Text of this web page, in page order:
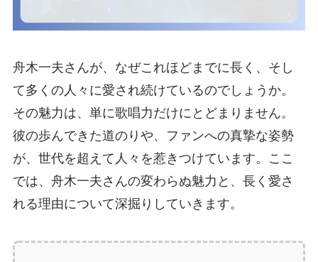
舟木一夫さんが、なぜこれほどまでに長く、そし
て多くの人々に愛され続けているのでしょうか。
その魅力は、単に歌唱力だけにとどまりません。
彼の歩んできた道のりや、ファンへの真摯な姿勢
が、世代を超えて人々を惹きつけています。ここ
では、舟木一夫さんの変わらぬ魅力と、長く愛さ
れる理由について深掘りしていきます。